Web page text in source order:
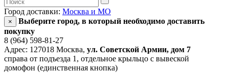
Город доставки: Москва и МО
×
Выберите город, в который необходимо доставить
покупку
8 (964) 598-81-27
Адрес: 127018 Москва, ул. Советской Армии, дом 7
справа от подъезда 1, отдельное крыльцо с вывеской
домофон (единственная кнопка)